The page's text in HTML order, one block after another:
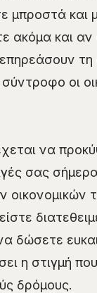
μπροστά και
ακόμα και αν
τη
οι
να
σας
οικονομικών
δώσετε
η στιγμή
δρόμους.